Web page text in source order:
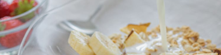
お知らせ
店舗一覧